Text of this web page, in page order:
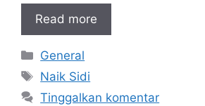
Read more
Kategori
General
Tag
Naik Sidi
Tinggalkan komentar